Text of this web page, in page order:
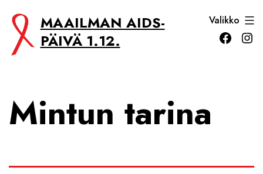
Siirry
sisältöönMAAILMAN AIDS-
PÄIVÄ 1.12.
Valikko
Mintun tarina